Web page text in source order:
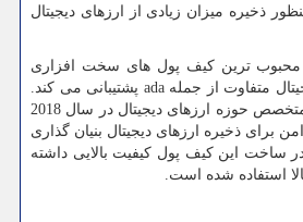
ذخیره میزان زیادی از ارزهای دیجیتال
ترین کیف پول های سخت افزاری
ada پشتیبانی می کند.
توسط 8 متخصص حوزه ارزهای دیجیتال در سال 2018
برای ذخیره ارزهای دیجیتال بنیان گذاری
در ساخت این کیف پول کیفیت بالایی داشته
استفاده شده است.